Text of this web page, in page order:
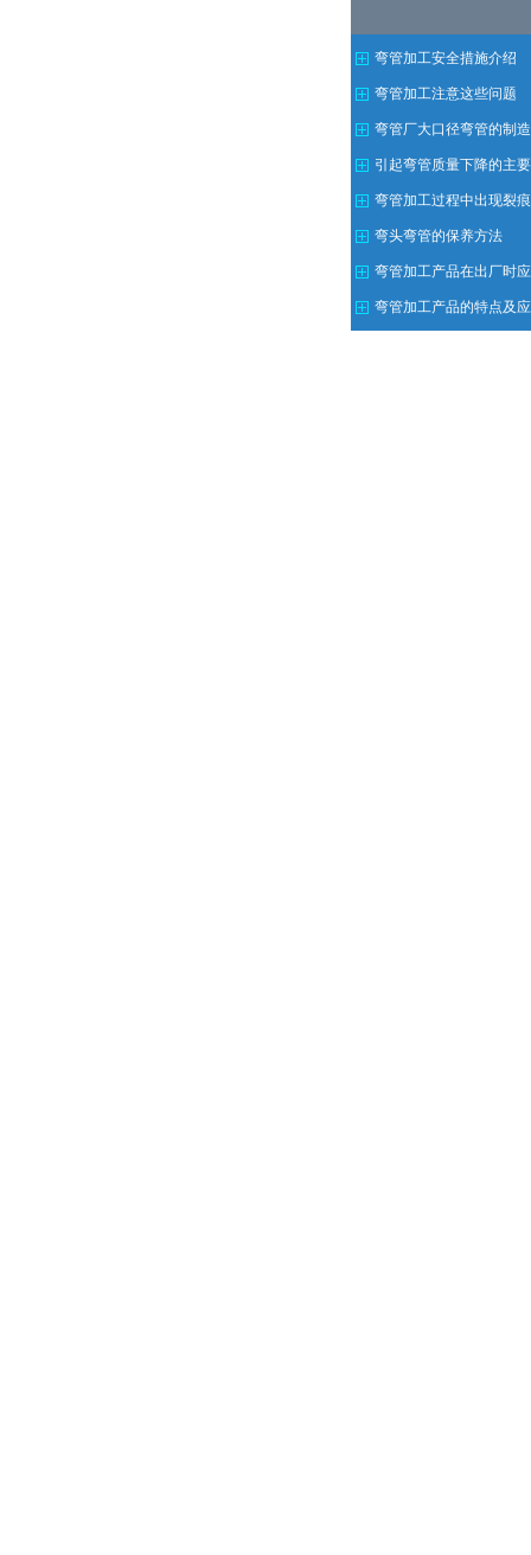
弯管加工安全措施介绍
弯管加工注意这些问题
弯管厂大口径弯管的制
引起弯管质量下降的主
注意方法
弯管加工过程中出现裂
弯头弯管的保养方法
弯管加工产品在出厂时
需求
弯管加工产品的特点及